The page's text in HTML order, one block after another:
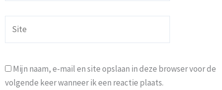
Mijn naam, e-mail en site opslaan in deze browser voor de
volgende keer wanneer ik een reactie plaats.